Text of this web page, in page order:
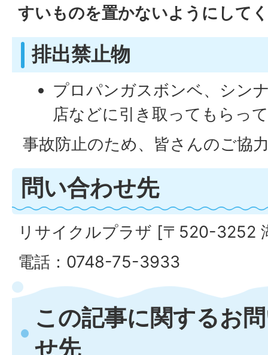
すいものを置かないようにして
排出禁止物
プロパンガスボンベ、シン
店などに引き取ってもらっ
事故防止のため、皆さんのご協
問い合わせ先
リサイクルプラザ [〒520-3252
電話：0748-75-3933
この記事に関するお
せ先